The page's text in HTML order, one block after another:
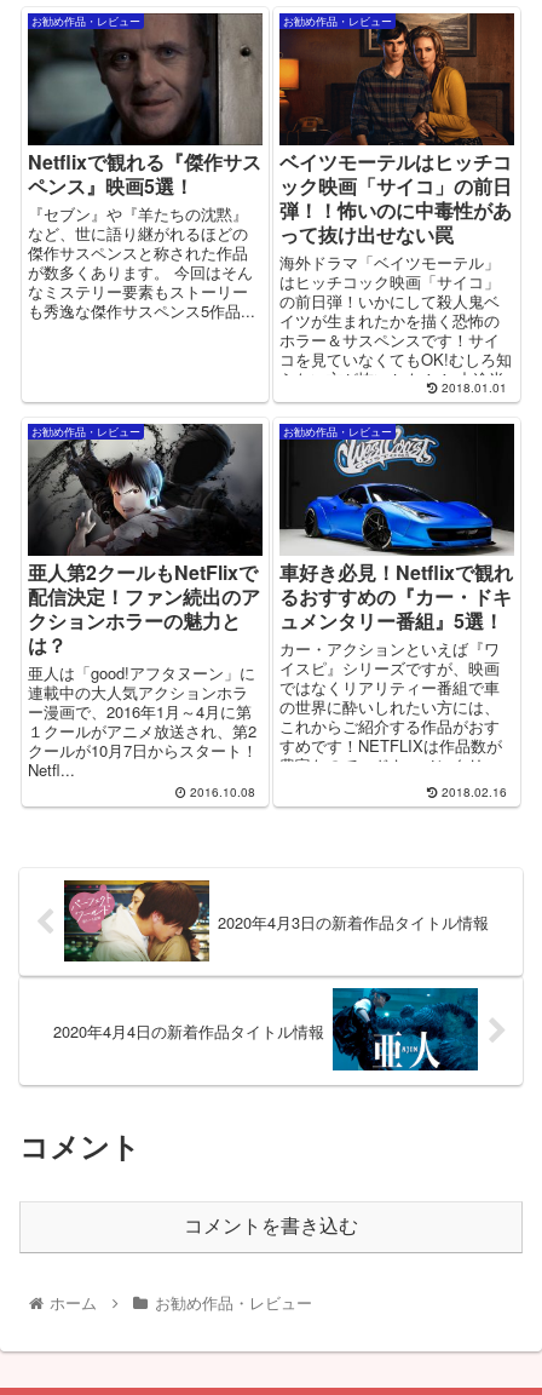
お勧め作品・レビュー
Netflixで観れる『傑作サス
ペンス』映画5選！
『セブン』や『羊たちの沈黙』
など、世に語り継がれるほどの
傑作サスペンスと称された作品
が数多くあります。 今回はそん
なミステリー要素もストーリー
も秀逸な傑作サスペンス5作品...
お勧め作品・レビュー
ベイツモーテルはヒッチコ
ック映画「サイコ」の前日
弾！！怖いのに中毒性があ
って抜け出せない罠
海外ドラマ「ベイツモーテル」
はヒッチコック映画「サイコ」
の前日弾！いかにして殺人鬼ベ
イツが生まれたかを描く恐怖の
ホラー＆サスペンスです！サイ
コを見ていなくてもOK!むしろ知
らない方が怖いかも！！ 中途半
端なホラーでは満足できないホ
です！
2018.01.01
お勧め作品・レビュー
亜人第2クールもNetFlixで
配信決定！ファン続出のア
クションホラーの魅力と
は？
亜人は「good!アフタヌーン」に
連載中の大人気アクションホラ
ー漫画で、2016年1月～4月に第
１クールがアニメ放送され、第2
クールが10月7日からスタート！
Netfl...
2016.10.08
お勧め作品・レビュー
車好き必見！Netflixで観れ
るおすすめの『カー・ドキ
ュメンタリー番組』5選！
カー・アクションといえば『ワ
イスピ』シリーズですが、映画
ではなくリアリティー番組で車
の世界に酔いしれたい方には、
これからご紹介する作品がおす
すめです！NETFLIXは作品数が
豊富なので、ドキュメンタリー
も見逃せない作品ばかりです！
2018.02.16
2020年4月3日の新着作品タイトル情報
2020年4月4日の新着作品タイトル情報
コメント
コメントを書き込む
ホーム お勧め作品・レビュー